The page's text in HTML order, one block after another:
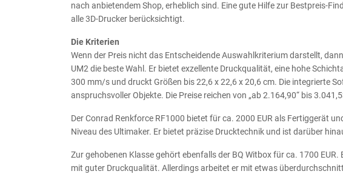
nach anbietendem Shop, erheblich sind. Eine gute Hilfe zur Bestpreis-
alle 3D-Drucker berücksichtigt.
Die Kriterien
Wenn der Preis nicht das Entscheidende Auswahlkriterium darstellt,
UM2 die beste Wahl. Er bietet exzellente Druckqualität, eine hohe
300 mm/s und druckt Größen bis 22,6 x 22,6 x 20,6 cm. Die integrierte
anspruchsvoller Objekte. Die Preise reichen von „ab 2.164,90“ bis
Der Conrad Renkforce RF1000 bietet für ca. 2000 EUR als Fertiggerät
Niveau des Ultimaker. Er bietet präzise Drucktechnik und ist darüber
Zur gehobenen Klasse gehört ebenfalls der BQ Witbox für ca. 1700
mit guter Druckqualität. Allerdings arbeitet er mit etwas